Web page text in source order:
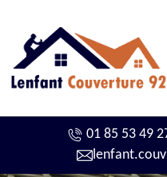
01 85 53 49